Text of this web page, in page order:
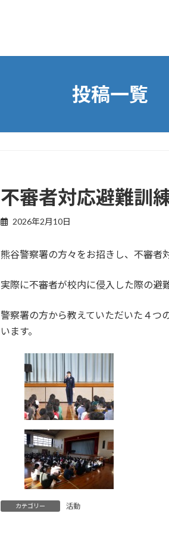
投稿一覧
不審者対応避難訓
2026年2月10日
熊谷警察署の方々をお招きし、不審者
実際に不審者が校内に侵入した際の避
警察署の方から教えていただいた４つ
います。
カテゴリー 活動